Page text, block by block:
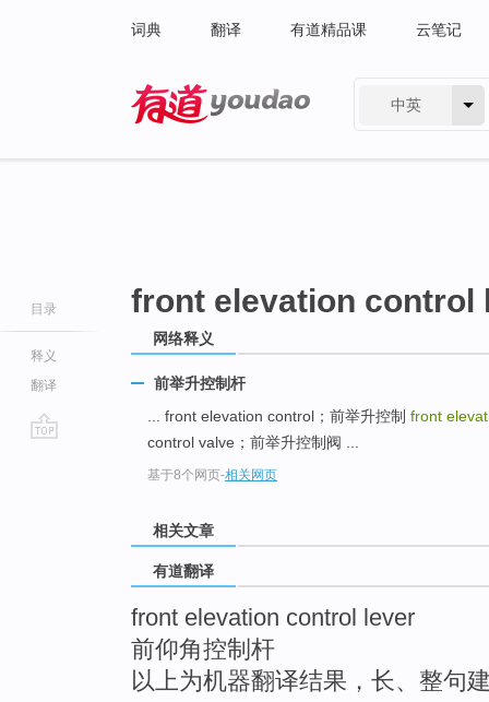
词典 翻译 有道精品课 云笔记
中英
目录
释义
翻译
front elevation control
网络释义
前举升控制杆
... front elevation control；前举升控制 front
control valve；前举升控制阀 ...
基于8个网页-相关网页
相关文章
有道翻译
front elevation control lever
前仰角控制杆
以上为机器翻译结果，长、整句